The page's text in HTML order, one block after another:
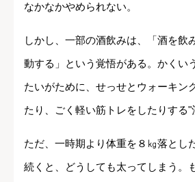
なかなかやめられない。
しかし、一部の酒飲みは、「酒を飲
動する」という覚悟がある。かくい
たいがために、せっせとウォーキン
たり、ごく軽い筋トレをしたりする"
ただ、一時期より体重を８㎏落とし
続くと、どうしても太ってしまう。